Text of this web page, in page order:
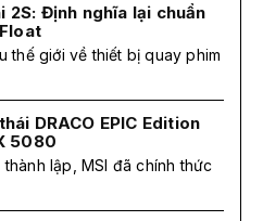
2S: Định nghĩa lại chuẩn
thế giới về thiết bị quay phim
DRACO EPIC Edition
5080
lập, MSI đã chính thức